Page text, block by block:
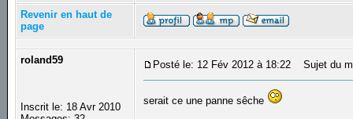
Revenir en haut de
page
roland59
Inscrit le: 18 Avr 2010
Posté le: 12 Fév 2012 à 18:22 Sujet du
serait ce une panne sêche